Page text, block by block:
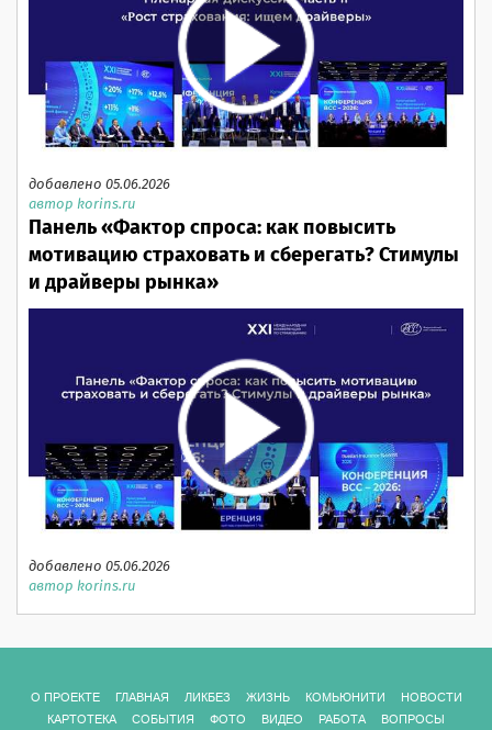
добавлено 05.06.2026
автор korins.ru
Панель «Фактор спроса: как повысить
мотивацию страховать и сберегать? Стимулы
и драйверы рынка»
добавлено 05.06.2026
автор korins.ru
О ПРОЕКТЕ ГЛАВНАЯ ЛИКБЕЗ ЖИЗНЬ КОМЬЮНИТИ
НОВОСТИ
КАРТОТЕКА
СОБЫТИЯ ФОТО ВИДЕО РАБОТА ВОПРОСЫ